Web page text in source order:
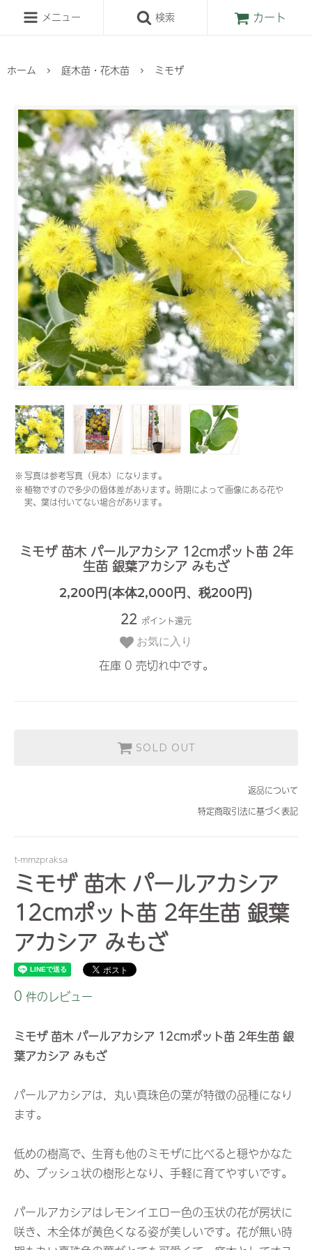
メニュー 検索 カート
ホーム 庭木苗・花木苗 ミモザ
※ 写真は参考写真（見本）になります。
※ 植物ですので多少の個体差があります。時期によって画像にある花や
実、葉は付いてない場合があります。
ミモザ 苗木 パールアカシア 12cmポット苗 2年
生苗 銀葉アカシア みもざ
2,200円(本体2,000円、税200円)
22 ポイント還元
お気に入り
在庫 0 売切れ中です。
SOLD OUT
返品について
特定商取引法に基づく表記
t-mmzpraksa
ミモザ 苗木 パールアカシア
12cmポット苗 2年生苗 銀葉
アカシア みもざ
0 件のレビュー
ミモザ 苗木 パールアカシア 12cmポット苗 2年生苗 銀
葉アカシア みもざ
パールアカシアは，丸い真珠色の葉が特徴の品種になり
ます。
低めの樹高で、生育も他のミモザに比べると穏やかなた
め、ブッシュ状の樹形となり、手軽に育てやすいです。
パールアカシアはレモンイエロー色の玉状の花が房状に
咲き、木全体が黄色くなる姿が美しいです。花が無い時